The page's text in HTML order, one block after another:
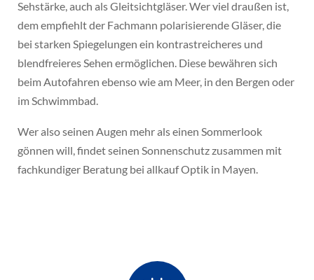
Sehstärke, auch als Gleitsichtgläser. Wer viel draußen ist,
dem empfiehlt der Fachmann polarisierende Gläser, die
bei starken Spiegelungen ein kontrastreicheres und
blendfreieres Sehen ermöglichen. Diese bewähren sich
beim Autofahren ebenso wie am Meer, in den Bergen oder
im Schwimmbad.
Wer also seinen Augen mehr als einen Sommerlook
gönnen will, findet seinen Sonnenschutz zusammen mit
fachkundiger Beratung bei allkauf Optik in Mayen.